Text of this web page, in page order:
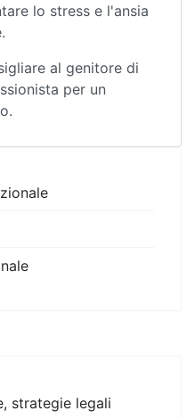
lo stress e l'ansia
al genitore di
per un
strategie legali